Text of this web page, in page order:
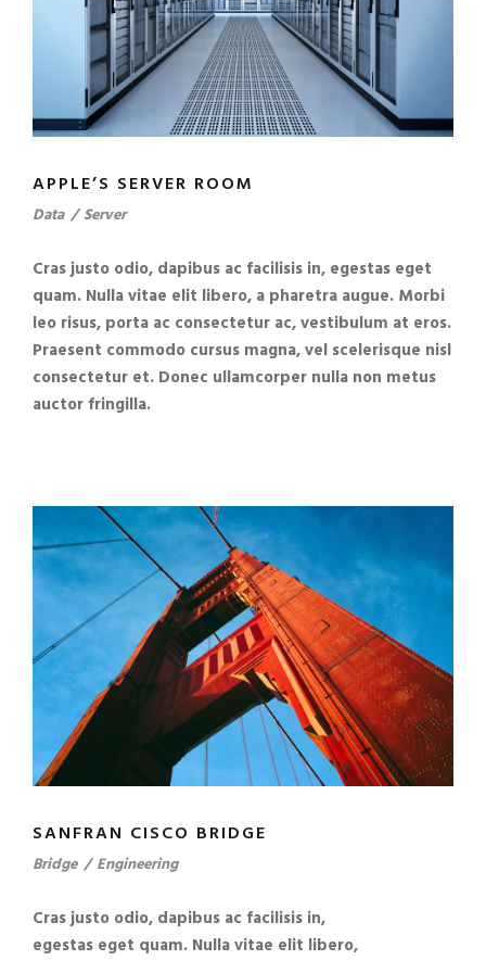
APPLE’S SERVER ROOM
Data / Server
Cras justo odio, dapibus ac facilisis in, egestas eget
quam. Nulla vitae elit libero, a pharetra augue. Morbi
leo risus, porta ac consectetur ac, vestibulum at eros.
Praesent commodo cursus magna, vel scelerisque nisl
consectetur et. Donec ullamcorper nulla non metus
auctor fringilla.
SANFRAN CISCO BRIDGE
Bridge / Engineering
Cras justo odio, dapibus ac facilisis in,
egestas eget quam. Nulla vitae elit libero,